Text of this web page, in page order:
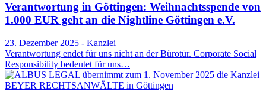
Verantwortung in Göttingen: Weihnachtsspende von
1.000 EUR geht an die Nightline Göttingen e.V.
23. Dezember 2025 - Kanzlei
Verantwortung endet für uns nicht an der Bürotür. Corporate Social
Responsibility bedeutet für uns…